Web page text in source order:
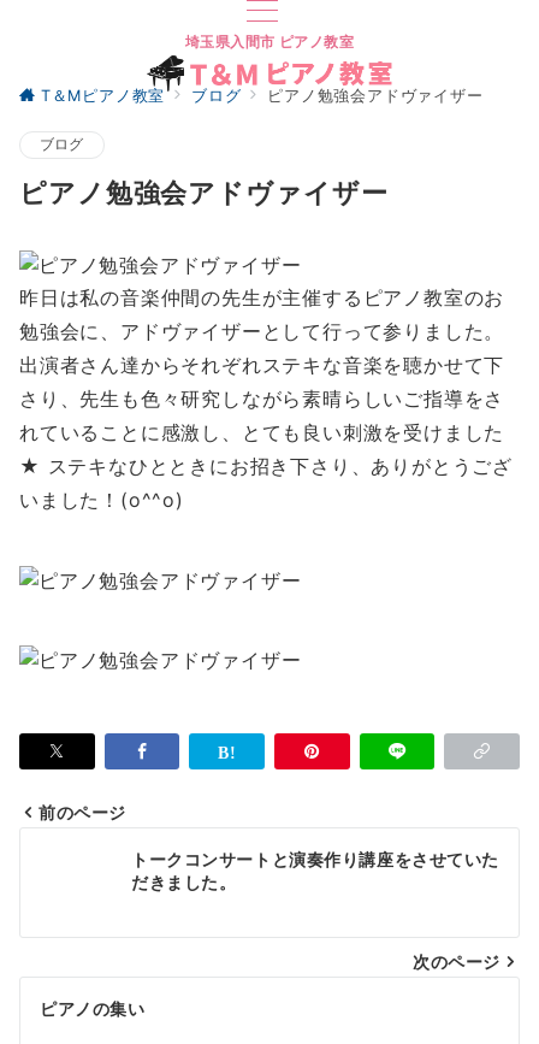
埼玉県入間市 ピアノ教室
T＆Mピアノ教室 ブログ ピアノ勉強会アドヴァイザー
ブログ
ピアノ勉強会アドヴァイザー
昨日は私の音楽仲間の先生が主催するピアノ教室のお
勉強会に、アドヴァイザーとして行って参りました。
出演者さん達からそれぞれステキな音楽を聴かせて下
さり、先生も色々研究しながら素晴らしいご指導をさ
れていることに感激し、とても良い刺激を受けました
★ ステキなひとときにお招き下さり、ありがとうござ
いました！(o^^o)
ナ
ビ
ゲ
前のページ
トークコンサートと演奏作り講座をさせていた
だきました。
次のページ
ピアノの集い